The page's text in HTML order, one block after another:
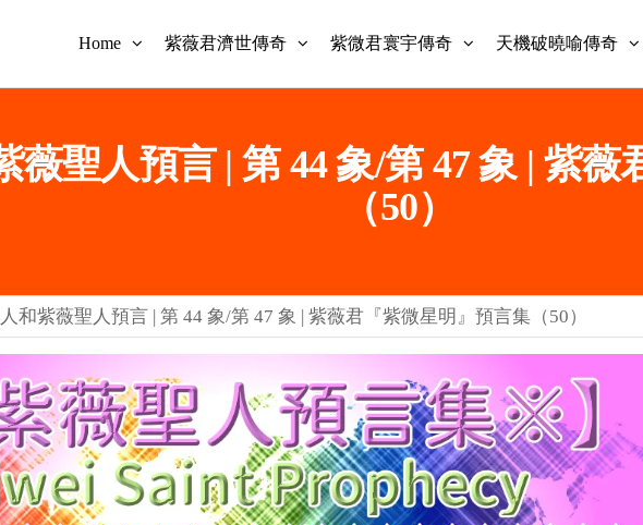
紫薇
《推
言-
紫薇
君寰
宇傳
奇官
網
世
主
都
是
彌
亞-
個
個
都
是
救
Home 紫薇君濟世傳奇 紫微君寰宇傳奇 天機破曉喻傳奇
薇聖人預言 | 第 44 象/第 47 象 | 紫
（50）
和紫薇聖人預言 | 第 44 象/第 47 象 | 紫薇君『紫微星明』預言集（50）